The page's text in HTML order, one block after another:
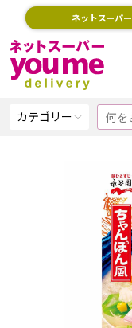
ネットスーパー
カテゴリー